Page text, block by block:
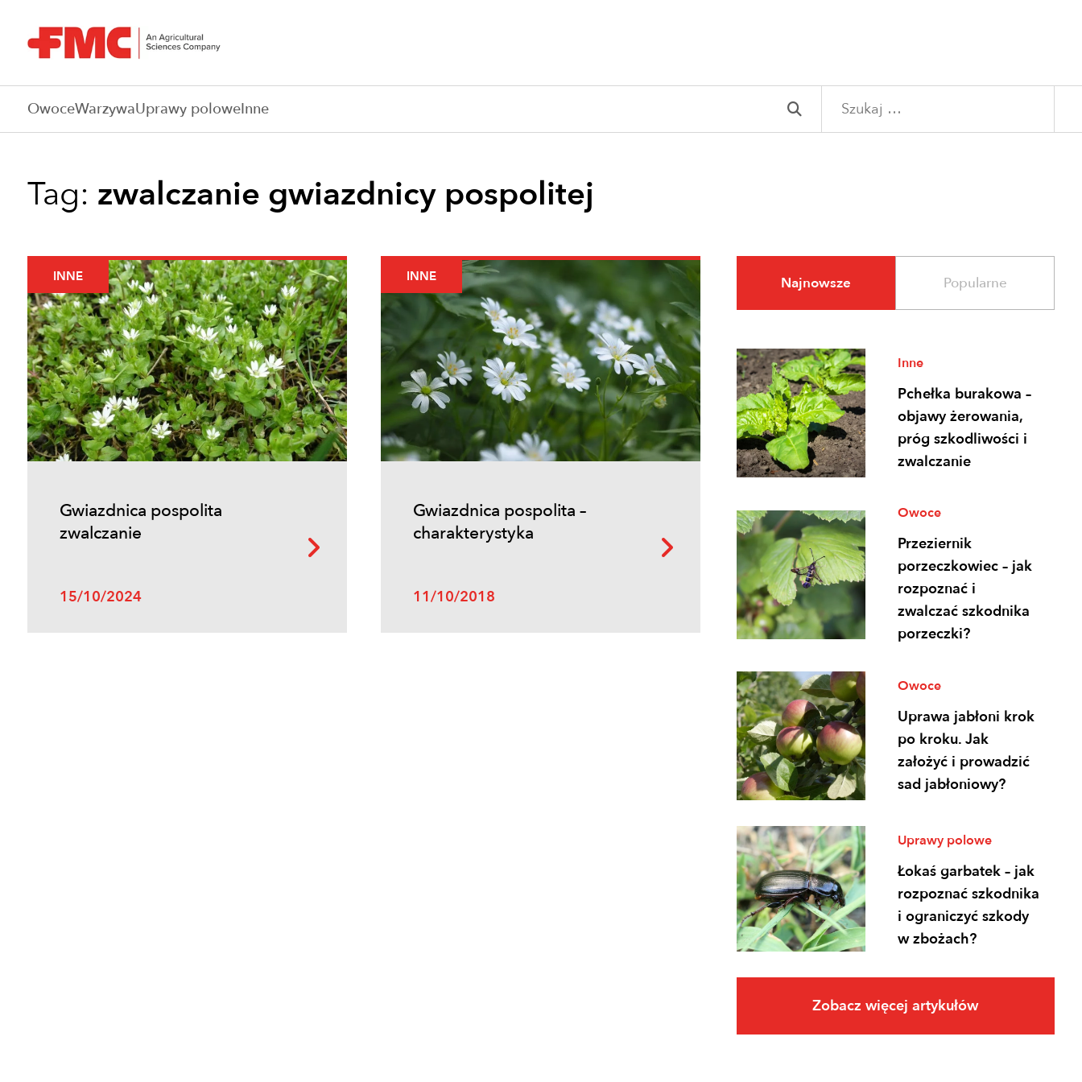
OwoceWarzywaUprawy poloweInne
Tag: zwalczanie gwiazdnicy pospolitej
INNE
Gwiazdnica pospolita
zwalczanie
15/10/2024
INNE
Gwiazdnica pospolita –
charakterystyka
11/10/2018
Najnowsze Popularne
Inne
Pchełka burakowa –
objawy żerowania,
próg szkodliwości i
zwalczanie
Owoce
Przeziernik
porzeczkowiec – jak
rozpoznać i
zwalczać szkodnika
porzeczki?
Owoce
Uprawa jabłoni krok
po kroku. Jak
założyć i prowadzić
sad jabłoniowy?
Uprawy polowe
Łokaś garbatek – jak
rozpoznać szkodnika
i ograniczyć szkody
w zbożach?
Zobacz więcej artykułów